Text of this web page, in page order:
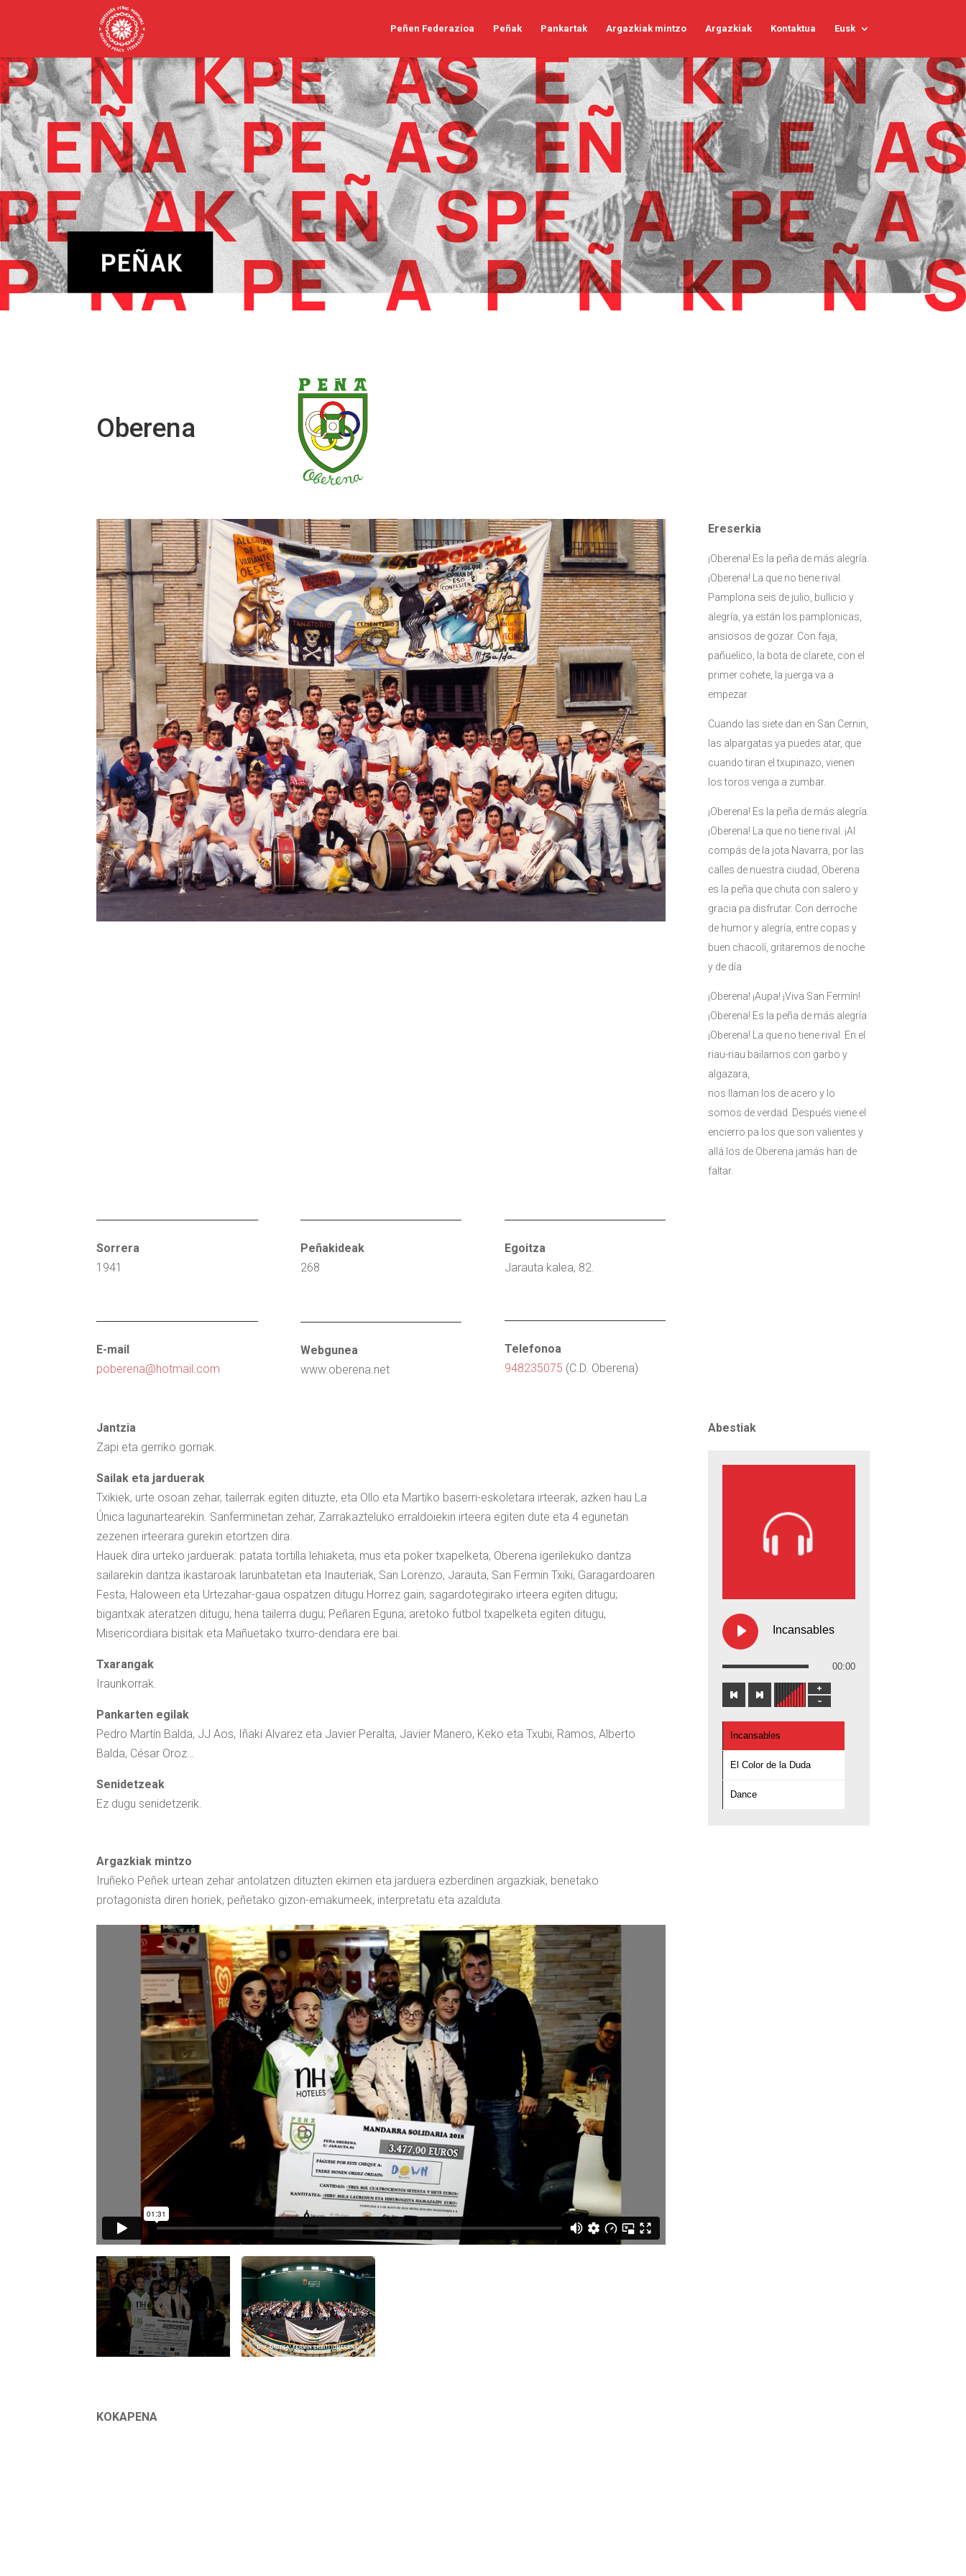
Peñen Federazioa Peñak Pankartak Argazkiak mintzo Argazkiak Kontaktua Eusk
Oberena
Ereserkia
¡Oberena! Es la peña de más alegría.
¡Oberena! La que no tiene rival.
Pamplona seis de julio, bullicio y
alegría, ya están los pamplonicas,
ansiosos de gozar. Con faja,
pañuelico, la bota de clarete, con el
primer cohete, la juerga va a
empezar.
Cuando las siete dan en San Cernin,
las alpargatas ya puedes atar, que
cuando tiran el txupinazo, vienen
los toros venga a zumbar.
¡Oberena! Es la peña de más alegría.
¡Oberena! La que no tiene rival. ¡Al
compás de la jota Navarra, por las
calles de nuestra ciudad, Oberena
es la peña que chuta con salero y
gracia pa disfrutar. Con derroche
de humor y alegría, entre copas y
buen chacolí, gritaremos de noche
y de día
¡Oberena! ¡Aupa! ¡Viva San Fermín!
¡Oberena! Es la peña de más alegría
¡Oberena! La que no tiene rival. En el
riau-riau bailamos con garbo y
algazara,
nos llaman los de acero y lo
somos de verdad. Después viene el
encierro pa los que son valientes y
allá los de Oberena jamás han de
faltar.
Sorrera
1941
E-mail
poberena@hotmail.com
Peñakideak
268
Webgunea
www.oberena.net
Egoitza
Jarauta kalea, 82.
Telefonoa
948235075 (C.D. Oberena)
Jantzia
Zapi eta gerriko gorriak.
Sailak eta jarduerak
Txikiek, urte osoan zehar, tailerrak egiten dituzte, eta Ollo eta Martiko baserri-eskoletara irteerak, azken hau La
Única lagunartearekin. Sanferminetan zehar, Zarrakazteluko erraldoiekin irteera egiten dute eta 4 egunetan
zezenen irteerara gurekin etortzen dira.
Hauek dira urteko jarduerak: patata tortilla lehiaketa, mus eta poker txapelketa, Oberena igerilekuko dantza
sailarekin dantza ikastaroak larunbatetan eta Inauteriak, San Lorenzo, Jarauta, San Fermin Txiki, Garagardoaren
Festa, Haloween eta Urtezahar-gaua ospatzen ditugu.Horrez gain, sagardotegirako irteera egiten ditugu;
bigantxak ateratzen ditugu; hena tailerra dugu; Peñaren Eguna; aretoko futbol txapelketa egiten ditugu,
Misericordiara bisitak eta Mañuetako txurro-dendara ere bai.
Txarangak
Iraunkorrak.
Pankarten egilak
Pedro Martín Balda, JJ Aos, Iñaki Alvarez eta Javier Peralta, Javier Manero, Keko eta Txubi, Ramos, Alberto
Balda, César Oroz…
Senidetzeak
Ez dugu senidetzerik.
Argazkiak mintzo
Iruñeko Peñek urtean zehar antolatzen dituzten ekimen eta jarduera ezberdinen argazkiak, benetako
protagonista diren horiek, peñetako gizon-emakumeek, interpretatu eta azalduta.
KOKAPENA
Abestiak
Incansables
00:00
Incansables
El Color de la Duda
Dance